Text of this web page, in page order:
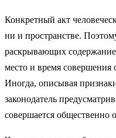
Конкретный акт
ни и пространстве.
раскрывающих
место и время со­вершения
Иногда, описывая
законодатель
совершается общественно